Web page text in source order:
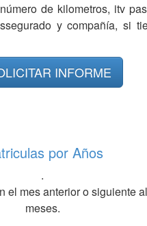
de kilometros, itv
y compañía, si
INFORME
por Años
.
el mes anterior o siguiente
meses.